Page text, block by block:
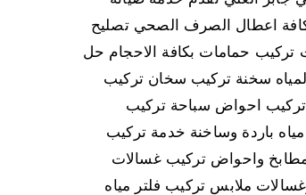
اعطال الصرف الصحي تصليح
تركيب حمامات بكافة الاحجام حل
سخنة تركيب سخان تركيب
احواض سباحة تركيب
باردة وساخنة خدمة تركيب
واحواض تركيب غسالات
ملابس تركيب فلتر مياه